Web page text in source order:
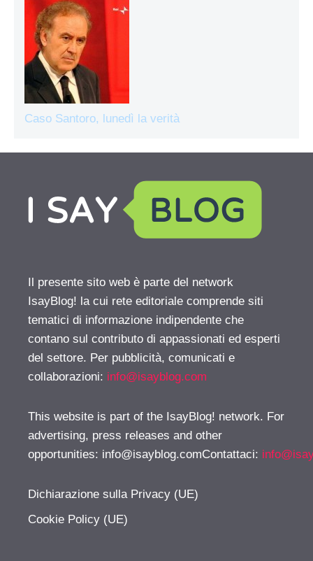
Caso Santoro, lunedì la verità
Il presente sito web è parte del network
IsayBlog! la cui rete editoriale comprende siti
tematici di informazione indipendente che
contano sul contributo di appassionati ed esperti
del settore. Per pubblicità, comunicati e
collaborazioni: info@isayblog.com
This website is part of the IsayBlog! network. For
advertising, press releases and other
opportunities: info@isayblog.comContattaci:
Dichiarazione sulla Privacy (UE)
Cookie Policy (UE)